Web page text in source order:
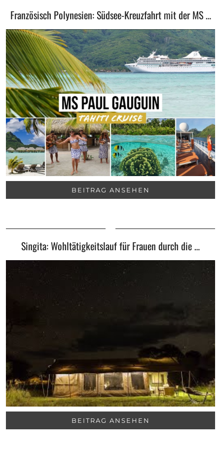
Französisch Polynesien: Südsee-Kreuzfahrt mit der MS …
BEITRAG ANSEHEN
Singita: Wohltätigkeitslauf für Frauen durch die …
BEITRAG ANSEHEN